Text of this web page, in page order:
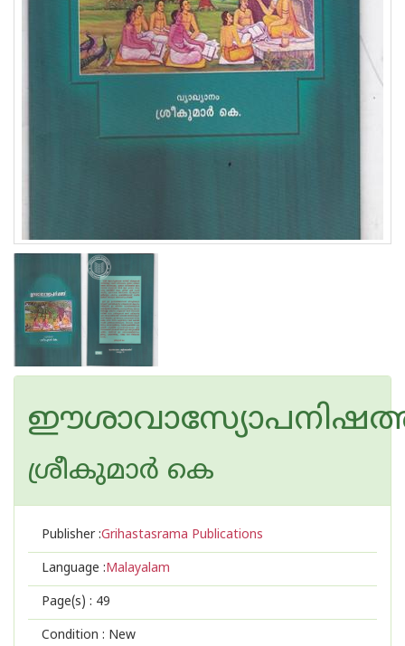
ശ്രീകുമാര്‍ കെ
Publisher :Grihastasrama Publications
Language :Malayalam
Page(s) : 49
Condition : New